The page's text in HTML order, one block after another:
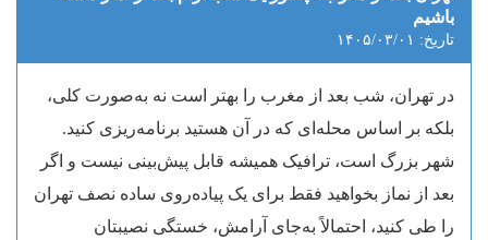
باشیم
تاریخ: ۱۴۰۵/۰۳/۰۱
در تهران، شب بعد از مغرب را بهتر است نه به‌صورت کلی،
بلکه بر اساس محله‌ای که در آن هستید برنامه‌ریزی کنید.
شهر بزرگ است، ترافیک همیشه قابل پیش‌بینی نیست و اگر
بعد از نماز بخواهید فقط برای یک پیاده‌روی ساده نصف تهران
را طی کنید، احتمالاً به‌جای آرامش، خستگی نصیبتان